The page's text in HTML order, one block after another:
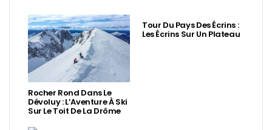
Rocher Rond Dans Le
Dévoluy : L’Aventure À Ski
Sur Le Toit De La Drôme
Tour Du Pays Des Écrins :
Les Écrins Sur Un Plateau